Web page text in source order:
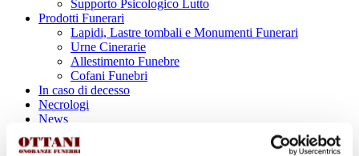
Supporto Psicologico Lutto
Prodotti Funerari
Lapidi, Lastre tombali e Monumenti Funerari
Urne Cinerarie
Allestimento Funebre
Cofani Funebri
In caso di decesso
Necrologi
News
Sedi Onoranze Funebri Ottani
Info e Contatti